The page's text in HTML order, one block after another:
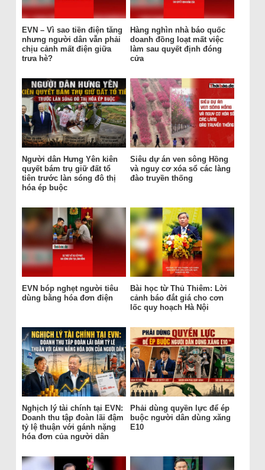
EVN – Vì sao tiền điện tăng
nhưng người dân vẫn phải
chịu cảnh mất điện giữa
trưa hè?
Hàng nghìn nhà báo quốc
doanh đồng loạt mất việc
làm sau quyết định đóng
cửa
Người dân Hưng Yên kiên
quyết bám trụ giữ đất tổ
tiên trước làn sóng đô thị
hóa ép buộc
Siêu dự án ven sông Hồng
và nguy cơ xóa sổ các làng
đào truyền thống
EVN bóp nghẹt người tiêu
dùng bằng hóa đơn điện
Bài học từ Thủ Thiêm: Lời
cảnh báo đắt giá cho cơn
lốc quy hoạch Hà Nội
Nghịch lý tài chính tại EVN:
Doanh thu tập đoàn lãi đậm
tỷ lệ thuận với gánh nặng
hóa đơn của người dân
Phải dùng quyền lực để ép
buộc người dân dùng xăng
E10